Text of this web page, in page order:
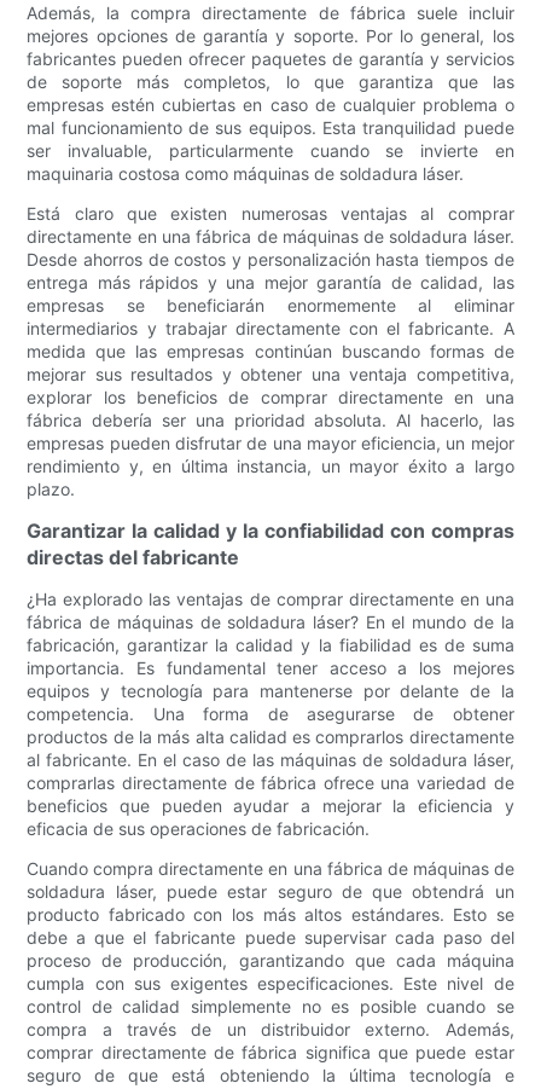
Además, la compra directamente de fábrica suele incluir
mejores opciones de garantía y soporte. Por lo general, los
fabricantes pueden ofrecer paquetes de garantía y servicios
de soporte más completos, lo que garantiza que las
empresas estén cubiertas en caso de cualquier problema o
mal funcionamiento de sus equipos. Esta tranquilidad puede
ser invaluable, particularmente cuando se invierte en
maquinaria costosa como máquinas de soldadura láser.
Está claro que existen numerosas ventajas al comprar
directamente en una fábrica de máquinas de soldadura láser.
Desde ahorros de costos y personalización hasta tiempos de
entrega más rápidos y una mejor garantía de calidad, las
empresas se beneficiarán enormemente al eliminar
intermediarios y trabajar directamente con el fabricante. A
medida que las empresas continúan buscando formas de
mejorar sus resultados y obtener una ventaja competitiva,
explorar los beneficios de comprar directamente en una
fábrica debería ser una prioridad absoluta. Al hacerlo, las
empresas pueden disfrutar de una mayor eficiencia, un mejor
rendimiento y, en última instancia, un mayor éxito a largo
plazo.
Garantizar la calidad y la confiabilidad con compras
directas del fabricante
¿Ha explorado las ventajas de comprar directamente en una
fábrica de máquinas de soldadura láser? En el mundo de la
fabricación, garantizar la calidad y la fiabilidad es de suma
importancia. Es fundamental tener acceso a los mejores
equipos y tecnología para mantenerse por delante de la
competencia. Una forma de asegurarse de obtener
productos de la más alta calidad es comprarlos directamente
al fabricante. En el caso de las máquinas de soldadura láser,
comprarlas directamente de fábrica ofrece una variedad de
beneficios que pueden ayudar a mejorar la eficiencia y
eficacia de sus operaciones de fabricación.
Cuando compra directamente en una fábrica de máquinas de
soldadura láser, puede estar seguro de que obtendrá un
producto fabricado con los más altos estándares. Esto se
debe a que el fabricante puede supervisar cada paso del
proceso de producción, garantizando que cada máquina
cumpla con sus exigentes especificaciones. Este nivel de
control de calidad simplemente no es posible cuando se
compra a través de un distribuidor externo. Además,
comprar directamente de fábrica significa que puede estar
seguro de que está obteniendo la última tecnología e